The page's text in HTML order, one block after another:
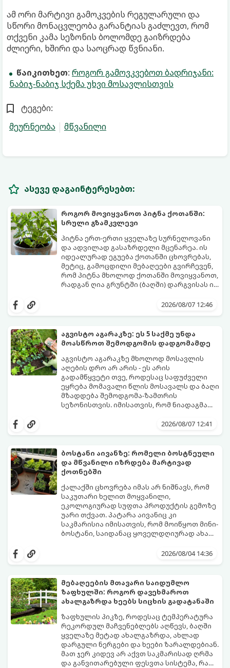
ამ ორი მარტივი გამოკვების რეგულარული და
სწორი მონაცვლეობა გარანტიას გაძლევთ, რომ
თქვენი კამა სეზონის ბოლომდე გაიზრდება
ძლიერი, ხშირი და საოცრად წვნიანი.
წაიკითხეთ: როგორ გამოვკვებოთ ბადრიჯანი:
ნაბიჯ-ნაბიჯ სქემა უხვი მოსავლისთვის
ტეგები:
მეურნეობა
მწვანილი
ასევე დაგაინტერესებთ:
როგორ მოვიყვანოთ პიტნა ქოთანში:
სრული გზამკვლევი
პიტნა ერთ-ერთი ყველაზე სურნელოვანი
და ადვილად გასაზრდელი მცენარეა. ის
იდეალურად ეგუება ქოთანში ცხოვრებას,
მეტიც, გამოცდილი მებაღეები გვირჩევენ,
რომ პიტნა მხოლოდ ქოთანში მოვიყვანოთ,
რადგან ღია გრუნტში (ბაღში) დარგვისას ის
და სხვა მცენარეებს ავიწროებს.
გაგახარებთ ნორჩი, არომატული2026/08/07 12:46
აგვისტო აგარაკზე: ეს 5 საქმე უნდა
მოასწროთ შემოდგომის დადგომამდე
აგვისტო აგარაკზე მხოლოდ მოსავლის
აღების დრო არ არის - ეს არის
გადამწყვეტი თვე, როდესაც საფუძველი
ეყრება მომავალი წლის მოსავალს და ბაღი
მზადდება შემოდგომა-ზამთრის
სეზონისთვის. იმისათვის, რომ ნიადაგმა
ზამთარს გაუძლონ, აგვისტოს ბოლომდე 5
2026/08/07 12:41
ბოსტანი აივანზე: რომელი ბოსტნეული
და მწვანილი იზრდება მარტივად
ქოთნებში
ქალაქში ცხოვრება იმას არ ნიშნავს, რომ
საკუთარი ხელით მოყვანილი,
ეკოლოგიურად სუფთა პროდუქტის გემოზე
უარი თქვათ. პატარა აივანიც კი
საკმარისია იმისათვის, რომ მოიწყოთ მინი-
ბოსტანი, საიდანაც ყოველდღიურად ახალ,
სასიამოვნო და ესთეტიკური ჰობია.
კარგად და როგორ მოუაროთ მათ სწორად.
2026/08/04 14:36
მებაღეების მთავარი საიდუმლო
ზაფხულში: როგორ დავეხმაროთ
ახალგაზრდა ხეებს სიცხის გადატანაში
ზაფხულის პიკზე, როდესაც ტემპერატურა
რეკორდულ მაჩვენებლებს აღწევს, ბაღში
ყველაზე მეტად ახალგაზრდა, ახლად
დარგული ნერგები და ხეები ზარალდებიან.
მათ ჯერ კიდევ არ აქვთ საკმარისად ღრმა
და განვითარებული ფესვთა სისტემა, რათა